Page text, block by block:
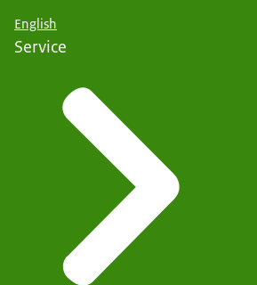
English
Service